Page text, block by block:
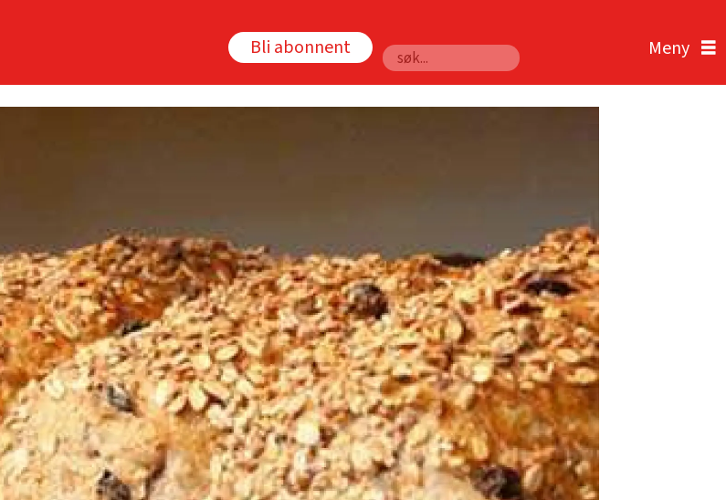
Bli abonnent
Søk